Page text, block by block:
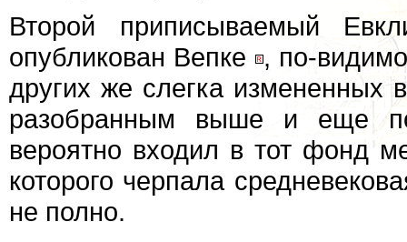
Второй приписываемый
опубликован Вепке , по-
других же слегка измененных
разобранным выше и еще
вероятно входил в тот фонд
которого черпала
не полно.